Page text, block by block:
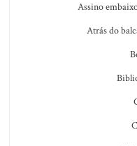
Assino
Atrás do